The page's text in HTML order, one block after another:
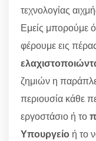
τεχνολογίας
Εμείς μπορούμε
φέρουμε εις
ζημιών η
περιουσία κάθε
εργοστάσιο ή το
Υπουργείο ή το